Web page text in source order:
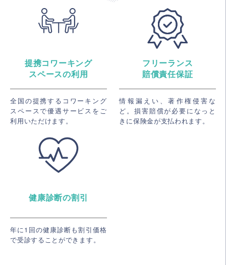
提携コワーキング
スペースの利用
全国の提携するコワーキング
スペースで優遇サービスをご
利用いただけます。
フリーランス
賠償責任保証
情報漏えい、著作権侵害な
ど。損害賠償が必要になっと
きに保険金が支払われます。
健康診断の割引
年に1回の健康診断も割引価格
で受診することができます。